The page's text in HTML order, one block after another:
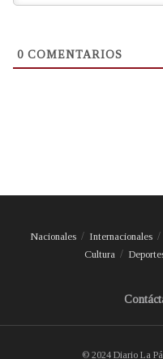
0 COMENTARIOS
Nacionales Internacionales
Cultura
© 2024 Diario La